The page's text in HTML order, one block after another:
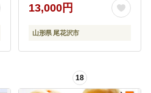
産 sb-mohtw5-b
13,000円
山形県 尾花沢市
18